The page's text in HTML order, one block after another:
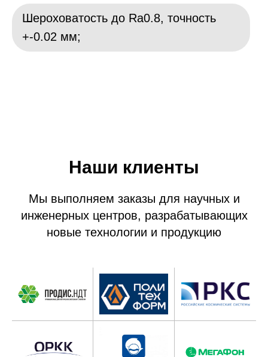
Шероховатость до Ra0.8, точность
+-0.02 мм;
Наши клиенты
Мы выполняем заказы для научных и
инженерных центров, разрабатывающих
новые технологии и продукцию